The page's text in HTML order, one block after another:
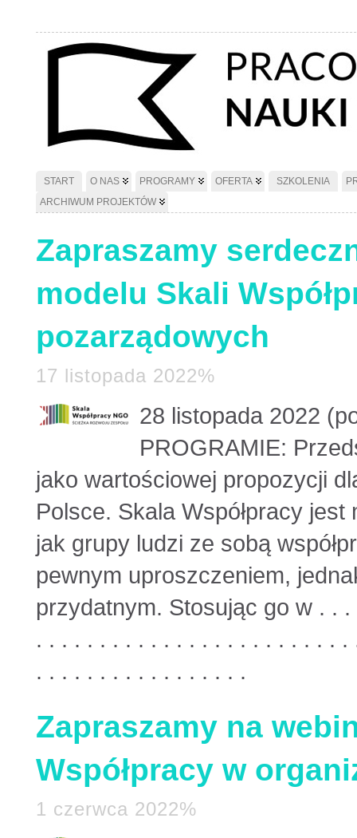
START O NAS PROGRAMY OFERTA SZKOLENIA
ARCHIWUM PROJEKTÓW
Zapraszamy
modelu Skali
pozarządowych
17 listopada 2022%
28 listopada 2022
PROGRAMIE:
jako wartościowej propozycji
Polsce. Skala Współpracy
jak grupy ludzi ze sobą
pewnym uproszczeniem,
przydatnym. Stosując go w . . .
. . . . . . . . . . . . . . . . . . . . . . . .
. . . . . . . . . . . . . . . . .
Zapraszamy na
Współpracy w
1 czerwca 2022%